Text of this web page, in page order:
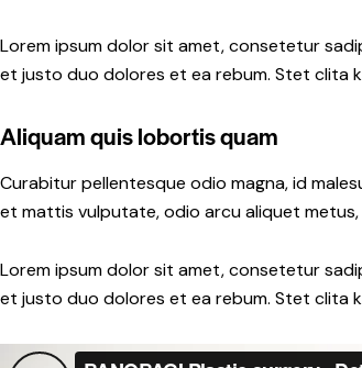
Lorem ipsum dolor sit amet, consetetur
et justo duo dolores et ea rebum. Stet clita
Aliquam quis lobortis quam
Curabitur pellentesque odio magna, id
et mattis vulputate, odio arcu aliquet
Lorem ipsum dolor sit amet, consetetur
et justo duo dolores et ea rebum. Stet clita